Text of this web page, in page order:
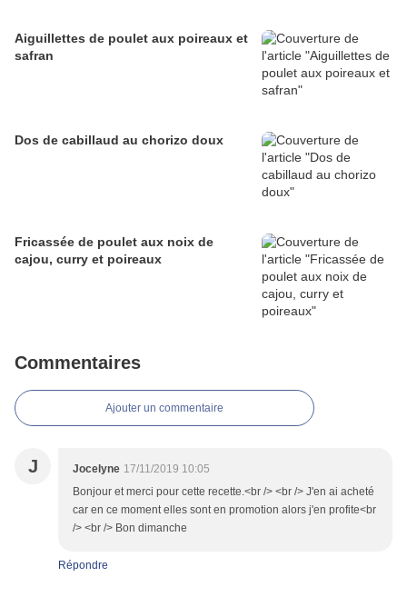
Aiguillettes de poulet aux poireaux et
safran
Dos de cabillaud au chorizo doux
Fricassée de poulet aux noix de
cajou, curry et poireaux
Commentaires
Ajouter un commentaire
J Jocelyne 17/11/2019 10:05
Bonjour et merci pour cette recette.<br /> <br /> J'en ai acheté
car en ce moment elles sont en promotion alors j'en profite<br
/> <br /> Bon dimanche
Répondre